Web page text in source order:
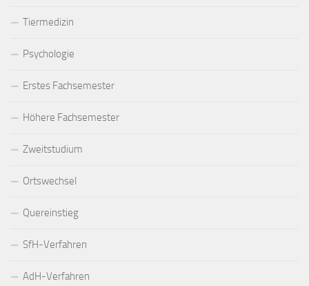
Tiermedizin
Psychologie
Erstes Fachsemester
Höhere Fachsemester
Zweitstudium
Ortswechsel
Quereinstieg
SfH-Verfahren
AdH-Verfahren